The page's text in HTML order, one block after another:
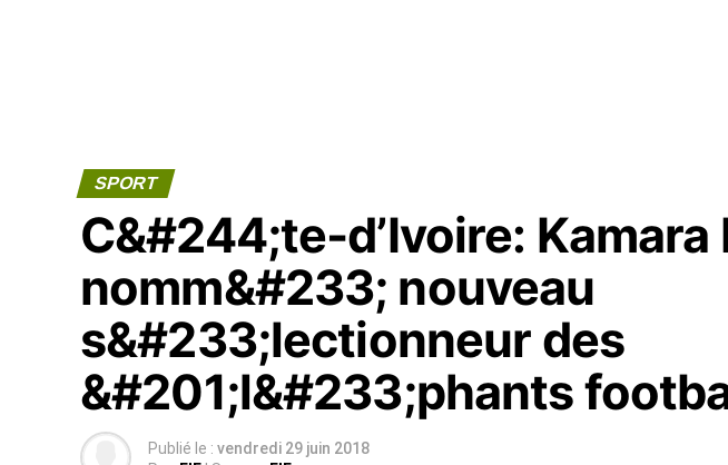
SPORT
C&#244;te-d’Ivoire: Kamara
nomm&#233; nouveau
s&#233;lectionneur des
&#201;l&#233;phants
Publié le : vendredi 29 juin 2018